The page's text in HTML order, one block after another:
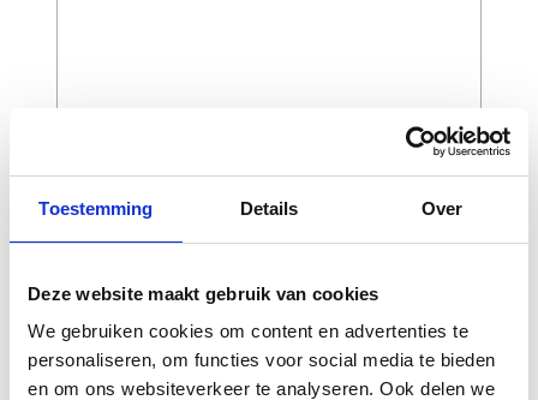
Toestemming Details Over
Deze website maakt gebruik van cookies
We gebruiken cookies om content en advertenties te
personaliseren, om functies voor social media te bieden
en om ons websiteverkeer te analyseren. Ook delen we
CAPTCHA